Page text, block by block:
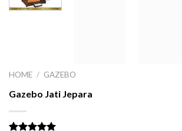
HOME / GAZEBO
Gazebo Jati Jepara